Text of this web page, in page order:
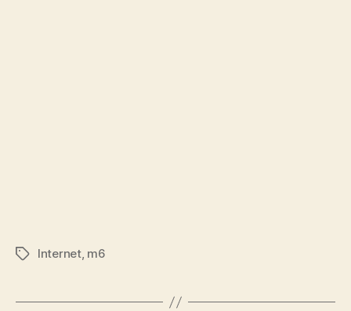
Étiquettes
Internet, m6